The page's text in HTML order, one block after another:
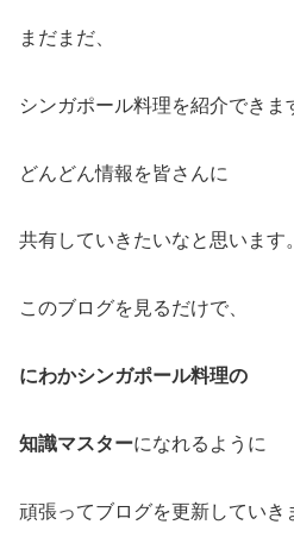
まだまだ、
シンガポール料理を紹介できま
どんどん情報を皆さんに
共有していきたいなと思います。
このブログを見るだけで、
にわかシンガポール料理の
知識マスターになれるように
頑張ってブログを更新していき